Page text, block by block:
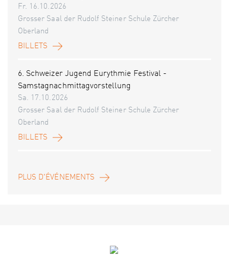
Fr. 16.10.2026
Grosser Saal der Rudolf Steiner Schule Zürcher
Oberland
BILLETS
6. Schweizer Jugend Eurythmie Festival -
Samstagnachmittagvorstellung
Sa. 17.10.2026
Grosser Saal der Rudolf Steiner Schule Zürcher
Oberland
BILLETS
PLUS D'ÉVÉNEMENTS